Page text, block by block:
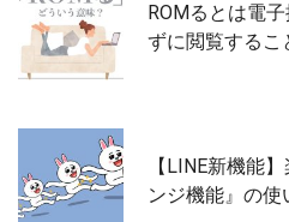
ROMるとは電
ずに閲覧するこ
【LINE新機能
ンジ機能』の使